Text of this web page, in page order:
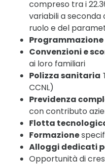
compreso tra i
variabili a seconda
ruolo e del
Convenzioni e
ai loro familiari
Polizza sanitaria
CCNL)
Previdenza
con contributo
Flotta
Formazione
Alloggi dedicati
Opportunità di